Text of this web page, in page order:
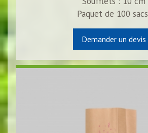
Paquet de 100 sacs
Demander un devis